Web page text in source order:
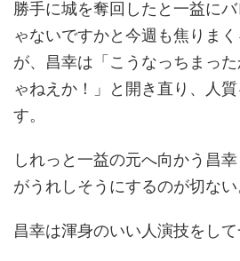
勝手に城を奪回したと一益に
ゃないですかと今週も焦りま
が、昌幸は「こうなっちまっ
ゃねえか！」と開き直り、人
す。
しれっと一益の元へ向かう昌
がうれしそうにするのが切ない
昌幸は渾身のいい人演技をして